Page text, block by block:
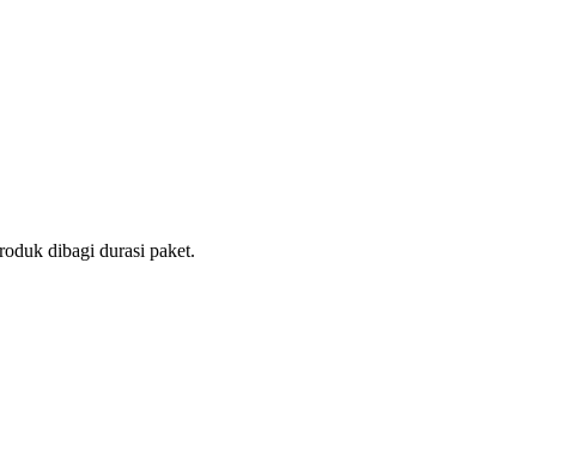
dibagi durasi paket.